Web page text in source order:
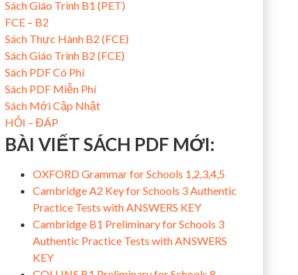
Sách Giáo Trình B1 (PET)
FCE – B2
Sách Thực Hành B2 (FCE)
Sách Giáo Trình B2 (FCE)
Sách PDF Có Phí
Sách PDF Miễn Phí
Sách Mới Cập Nhật
HỎI – ĐÁP
BÀI VIẾT SÁCH PDF MỚI:
OXFORD Grammar for Schools 1,2,3,4,5
Cambridge A2 Key for Schools 3 Authentic
Practice Tests with ANSWERS KEY
Cambridge B1 Preliminary for Schools 3
Authentic Practice Tests with ANSWERS
KEY